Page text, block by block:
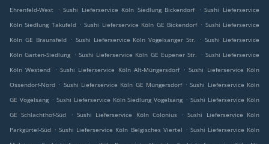
Ehrenfeld-West
. Sushi Lieferservice Köln Siedlung Bickendorf . Sushi Lieferservice
Köln Siedlung Takufeld . Sushi Lieferservice Köln GE Bickendorf . Sushi Lieferservice
Köln GE Braunsfeld . Sushi Lieferservice Köln Vogelsanger Str. . Sushi Lieferservice
Köln Garten-Siedlung . Sushi Lieferservice Köln GE Eupener Str. . Sushi Lieferservice
Köln Westend
. Sushi Lieferservice Köln Alt-Müngersdorf . Sushi Lieferservice Köln
Ossendorf-Nord . Sushi Lieferservice Köln GE Müngersdorf . Sushi Lieferservice Köln
GE Vogelsang . Sushi Lieferservice Köln Siedlung Vogelsang . Sushi Lieferservice Köln
GE Schlachthof-Süd
. Sushi Lieferservice Köln Colonius . Sushi Lieferservice Köln
Parkgürtel-Süd . Sushi Lieferservice Köln Belgisches Viertel . Sushi Lieferservice Köln